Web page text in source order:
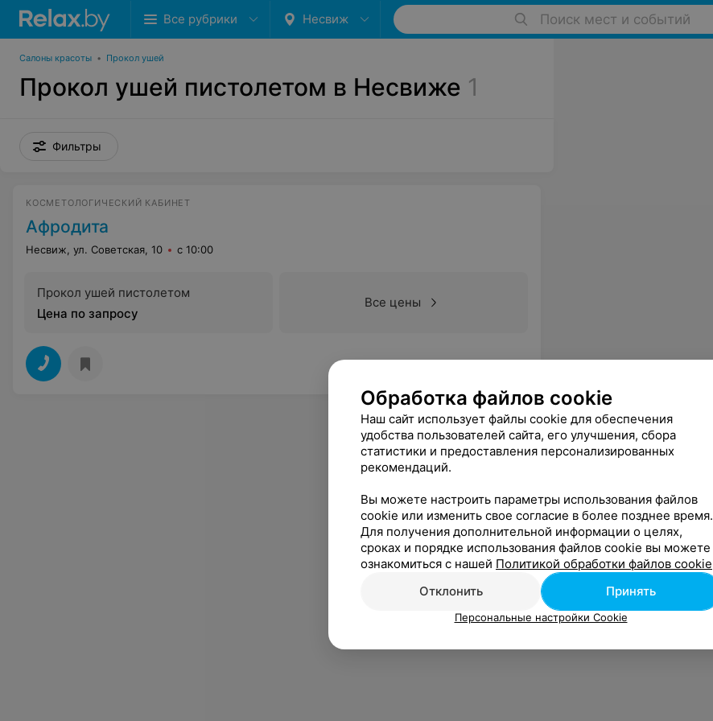
Все рубрики Несвиж Поиск мест и событий
Салоны красоты • Прокол ушей
Прокол ушей пистолетом в Несвиже 1
Фильтры
КОСМЕТОЛОГИЧЕСКИЙ КАБИНЕТ
Афродита
Несвиж, ул. Советская, 10 с 10:00
Прокол ушей пистолетом
Цена по запросу
Все цены
Обработка файлов cookie
Наш сайт использует файлы cookie для обеспечения
удобства пользователей сайта, его улучшения, сбора
статистики и предоставления персонализированных
рекомендаций.
Вы можете настроить параметры использования файлов
cookie или изменить свое согласие в более позднее время.
Для получения дополнительной информации о целях,
сроках и порядке использования файлов cookie вы можете
ознакомиться с нашей Политикой обработки файлов cookie
Отклонить
Принять
Персональные настройки Cookie